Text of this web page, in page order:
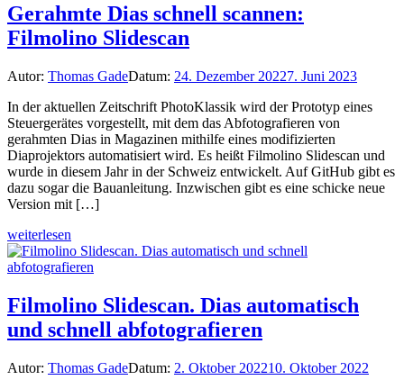
Gerahmte Dias schnell scannen:
Filmolino Slidescan
Autor: Thomas GadeDatum: 24. Dezember 20227. Juni 2023
In der aktuellen Zeitschrift PhotoKlassik wird der Prototyp eines
Steuergerätes vorgestellt, mit dem das Abfotografieren von
gerahmten Dias in Magazinen mithilfe eines modifizierten
Diaprojektors automatisiert wird. Es heißt Filmolino Slidescan und
wurde in diesem Jahr in der Schweiz entwickelt. Auf GitHub gibt es
dazu sogar die Bauanleitung. Inzwischen gibt es eine schicke neue
Version mit […]
weiterlesen
Filmolino Slidescan. Dias automatisch
und schnell abfotografieren
Autor: Thomas GadeDatum: 2. Oktober 202210. Oktober 2022